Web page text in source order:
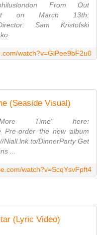
From Out
on March 13th:
Sam Kristofski
watch?v=GlPee9bF2u0
(Seaside Visual)
Time" here:
Pre-order the new album
Niall.lnk.to/DinnerParty Get
...
watch?v=ScqYsvFpft4
(Lyric Video)